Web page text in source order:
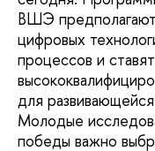
ВШЭ предполагают
цифровых
процессов и
для
Молодые
победы важно